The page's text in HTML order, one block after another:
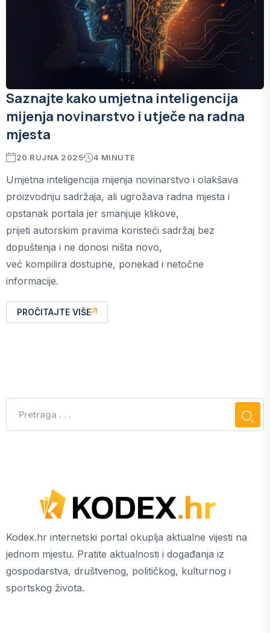
Saznajte kako umjetna inteligencija
mijenja novinarstvo i utječe na radna
mjesta
20 RUJNA 2025 4 MINUTE
Umjetna inteligencija mijenja novinarstvo i olakšava
proizvodnju sadržaja, ali ugrožava radna mjesta i
opstanak portala jer smanjuje klikove,
prijeti autorskim pravima koristeći sadržaj bez
dopuštenja i ne donosi ništa novo,
već kompilira dostupne, ponekad i netočne
informacije.
PROČITAJTE VIŠE
Kodex.hr internetski portal okuplja aktualne vijesti na
jednom mjestu. Pratite aktualnosti i događanja iz
gospodarstva, društvenog, političkog, kulturnog i
sportskog života.